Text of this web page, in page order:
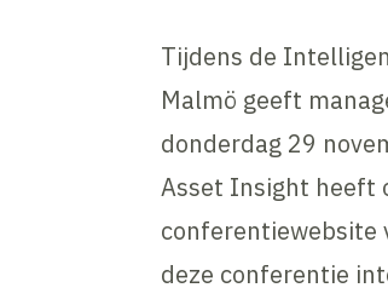
Tijdens de
Malmö geeft
donderdag 29
Asset Insight heeft
conferentiewebsite
deze conferentie